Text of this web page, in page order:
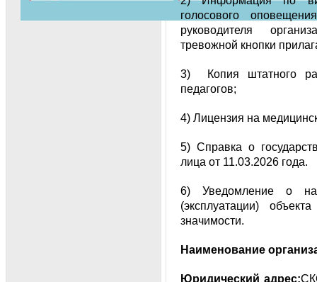
голосового
руководителя
тревожной кнопки
3) Копия штатного
педагогов;
4) Лицензия на
5) Справка о
лица от 11.03.2026 года.
6) Уведомление о
(эксплуатации)
значимости.
Наименование
Юридический адрес: